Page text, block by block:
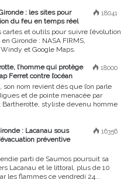
18041
: les sites pour
du feu en temps réel
cartes et outils pour suivre l’évolution
Gironde : NASA FIRMS,
et Google Maps.
18000
l’homme qui protège
Ferret contre l’océan
son nom revient dès que l’on parle
et de pointe menacée par
Bartherotte, styliste devenu homme
16356
: Lacanau sous
préventive
parti de Saumos poursuit sa
Lacanau et le littoral, plus de 10
les flammes ce vendredi 24...